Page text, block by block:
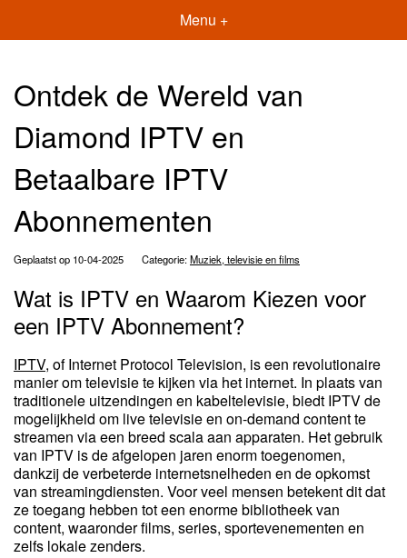
Menu +
Ontdek de Wereld van
Diamond IPTV en
Betaalbare IPTV
Abonnementen
Geplaatst op 10-04-2025 Categorie:Muziek, televisie en films
Wat is IPTV en Waarom Kiezen voor
een IPTV Abonnement?
IPTV, of Internet Protocol Television, is een revolutionaire
manier om televisie te kijken via het internet. In plaats van
traditionele uitzendingen en kabeltelevisie, biedt IPTV de
mogelijkheid om live televisie en on-demand content te
streamen via een breed scala aan apparaten. Het gebruik
van IPTV is de afgelopen jaren enorm toegenomen,
dankzij de verbeterde internetsnelheden en de opkomst
van streamingdiensten. Voor veel mensen betekent dit dat
ze toegang hebben tot een enorme bibliotheek van
content, waaronder films, series, sportevenementen en
zelfs lokale zenders.